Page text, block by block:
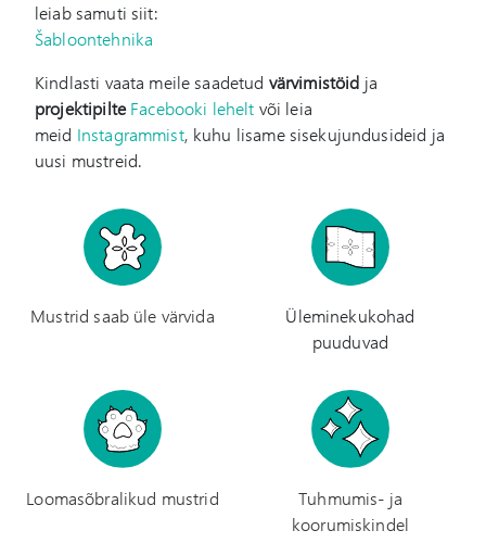
leiab samuti siit:
Šabloontehnika
Kindlasti vaata meile saadetud värvimistöid ja
projektipilte Facebooki lehelt või leia
meid Instagrammist, kuhu lisame sisekujundusideid ja
uusi mustreid.
Mustrid saab üle värvida
Üleminekukohad
puuduvad
Loomasõbralikud mustrid
Tuhmumis- ja
koorumiskindel